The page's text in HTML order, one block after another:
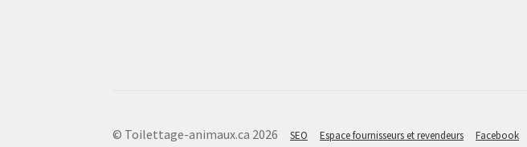
© Toilettage-animaux.ca 2026 SEO Espace fournisseurs et revendeurs Facebook